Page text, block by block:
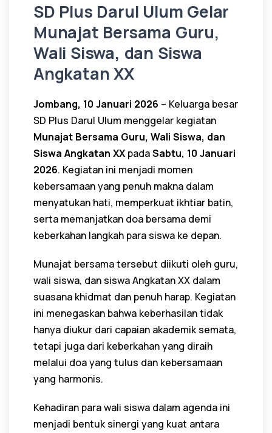
SD Plus Darul Ulum Gelar
Munajat Bersama Guru,
Wali Siswa, dan Siswa
Angkatan XX
Jombang, 10 Januari 2026 – Keluarga besar
SD Plus Darul Ulum menggelar kegiatan
Munajat Bersama Guru, Wali Siswa, dan
Siswa Angkatan XX padaSabtu, 10 Januari
2026. Kegiatan ini menjadi momen
kebersamaan yang penuh makna dalam
menyatukan hati, memperkuat ikhtiar batin,
serta memanjatkan doa bersama demi
keberkahan langkah para siswa ke depan.
Munajat bersama tersebut diikuti oleh guru,
wali siswa, dan siswa Angkatan XX dalam
suasana khidmat dan penuh harap. Kegiatan
ini menegaskan bahwa keberhasilan tidak
hanya diukur dari capaian akademik semata,
tetapi juga dari keberkahan yang diraih
melalui doa yang tulus dan kebersamaan
yang harmonis.
Kehadiran para wali siswa dalam agenda ini
menjadi bentuk sinergi yang kuat antara